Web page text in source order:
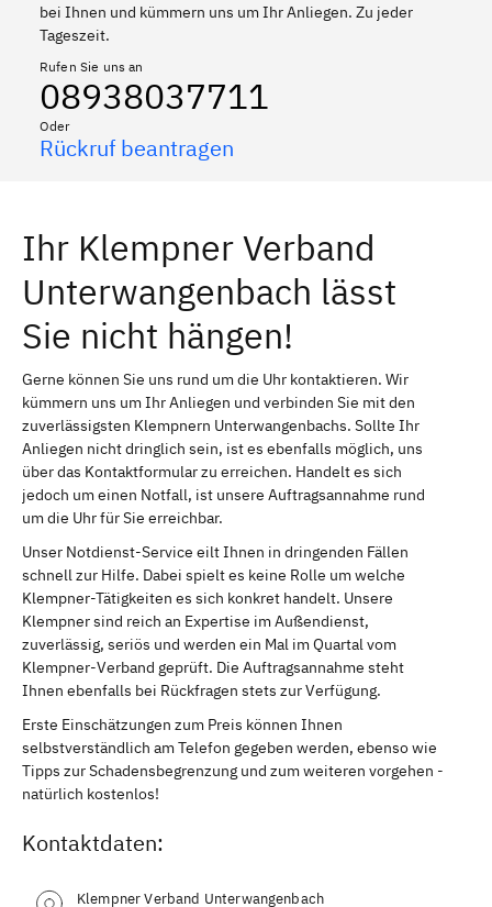
bei Ihnen und kümmern uns um Ihr Anliegen. Zu jeder
Tageszeit.
Rufen Sie uns an
08938037711
Oder
Rückruf beantragen
Ihr Klempner Verband
Unterwangenbach lässt
Sie nicht hängen!
Gerne können Sie uns rund um die Uhr kontaktieren. Wir
kümmern uns um Ihr Anliegen und verbinden Sie mit den
zuverlässigsten Klempnern Unterwangenbachs. Sollte Ihr
Anliegen nicht dringlich sein, ist es ebenfalls möglich, uns
über das Kontaktformular zu erreichen. Handelt es sich
jedoch um einen Notfall, ist unsere Auftragsannahme rund
um die Uhr für Sie erreichbar.
Unser Notdienst-Service eilt Ihnen in dringenden Fällen
schnell zur Hilfe. Dabei spielt es keine Rolle um welche
Klempner-Tätigkeiten es sich konkret handelt. Unsere
Klempner sind reich an Expertise im Außendienst,
zuverlässig, seriös und werden ein Mal im Quartal vom
Klempner-Verband geprüft. Die Auftragsannahme steht
Ihnen ebenfalls bei Rückfragen stets zur Verfügung.
Erste Einschätzungen zum Preis können Ihnen
selbstverständlich am Telefon gegeben werden, ebenso wie
Tipps zur Schadensbegrenzung und zum weiteren vorgehen -
natürlich kostenlos!
Kontaktdaten:
Klempner Verband Unterwangenbach